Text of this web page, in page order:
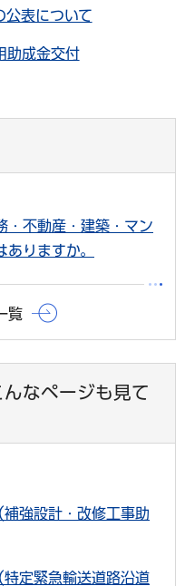
公表について
助成金交付
・不動産・建築・マン
りますか。
覧
なページも見て
強設計・改修工事助
定緊急輸送道路沿道